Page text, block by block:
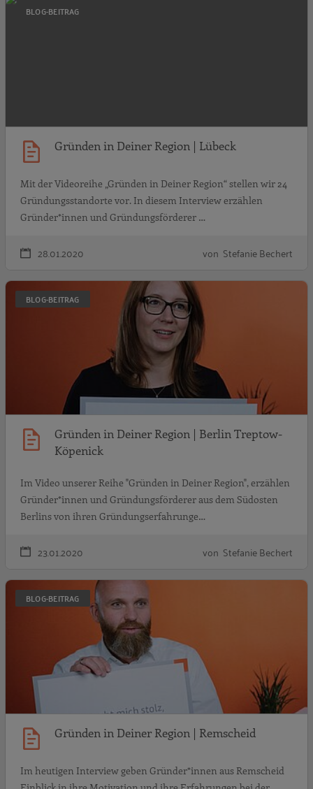
BLOG-BEITRAG
Gründen in Deiner Region | Lübeck
Mit der Videoreihe „Gründen in Deiner Region“ stellen wir 24
Gründungsstandorte vor. In diesem Interview erzählen
Gründer*innen und Gründungsförderer …
28.01.2020 von Stefanie Bechert
BLOG-BEITRAG
Gründen in Deiner Region | Berlin Treptow-
Köpenick
Im Video unserer Reihe "Gründen in Deiner Region", erzählen
Gründer*innen und Gründungsförderer aus dem Südosten
Berlins von ihren Gründungserfahrunge…
23.01.2020 von Stefanie Bechert
BLOG-BEITRAG
Gründen in Deiner Region | Remscheid
Im heutigen Interview geben Gründer*innen aus Remscheid